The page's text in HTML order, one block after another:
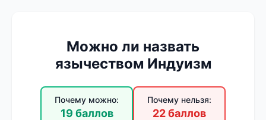
Можно ли назвать
язычеством Индуизм
Почему можно:
19 баллов
Почему нельзя:
22 баллов